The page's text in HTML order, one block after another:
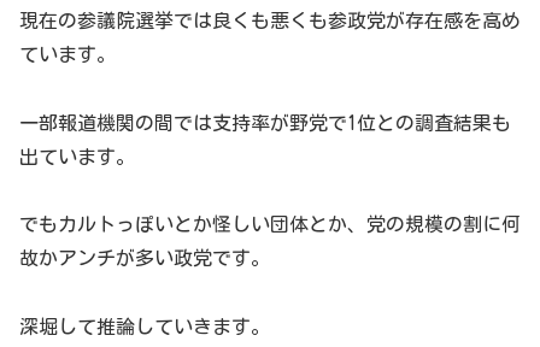
現在の参議院選挙では良くも悪くも参政党が存在感を高め
ています。
一部報道機関の間では支持率が野党で1位との調査結果も
出ています。
でもカルトっぽいとか怪しい団体とか、党の規模の割に何
故かアンチが多い政党です。
深堀して推論していきます。